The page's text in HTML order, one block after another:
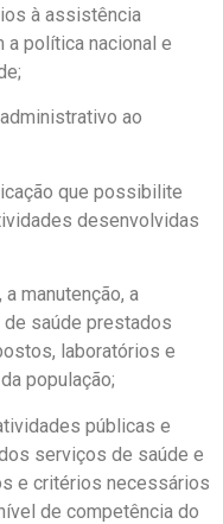
à assistência
a política nacional e
ao
que possibilite
desenvolvidas
manutenção, a
saúde prestados
laboratórios e
população;
públicas e
serviços de saúde e
e critérios necessários
de competência do